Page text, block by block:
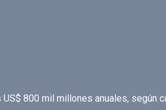
800 mil millones anuales, según